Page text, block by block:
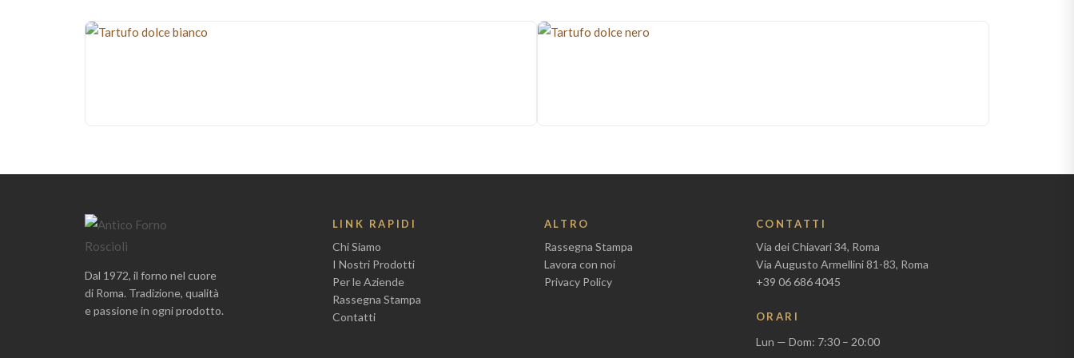
Dal 1972, il forno nel cuore
di Roma. Tradizione, qualità
e passione in ogni prodotto.
LINK RAPIDI
Chi Siamo
I Nostri Prodotti
Per le Aziende
Rassegna Stampa
Contatti
ALTRO
Rassegna Stampa
Lavora con noi
Privacy Policy
CONTATTI
Via dei Chiavari 34, Roma
Via Augusto Armellini 81-83, Roma
+39 06 686 4045
ORARI
Lun — Dom: 7:30 – 20:00